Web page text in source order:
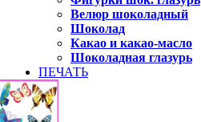
Велюр шоколадный
Шоколад
Какао и какао-масло
Шоколадная глазурь
ПЕЧАТЬ